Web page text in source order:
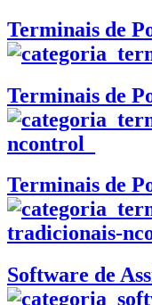
Terminais de
Terminais de
Terminais de
Software de